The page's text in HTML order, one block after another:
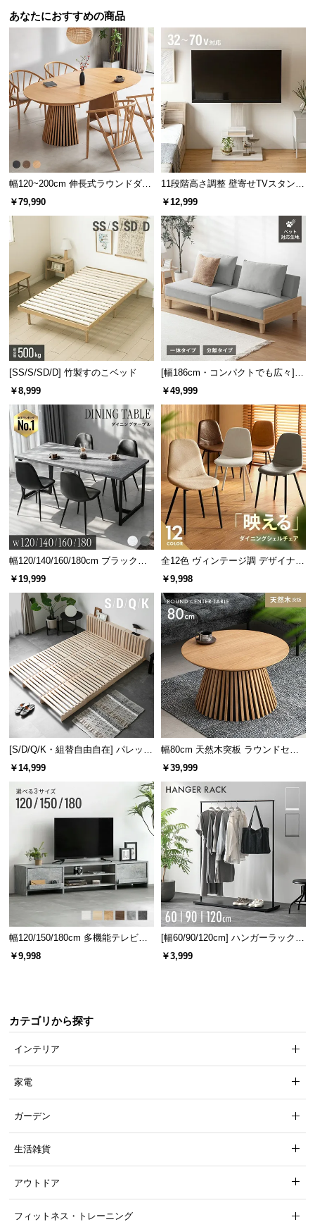
あなたにおすすめの商品
幅120~200cm 伸長式ラウンドダイ
ニングテーブル 6人掛け 天然木突
￥79,990
11段階高さ調整 壁寄せTVスタンド
キャスター付き 上下左右角度調節
￥12,999
[SS/S/SD/D] 竹製すのこベッド
￥8,999
[幅186cm・コンパクトでも広々] 3
人掛けソファベッド リクライニン
グ 天然木フレーム 北欧
￥49,999
幅120/140/160/180cm ブラックフ
レーム ダイニング 大理石調 4人掛
￥19,999
全12色 ヴィンテージ調 デザイナー
ズシェルチェア
￥9,998
[S/D/Q/K・組替自由自在] パレット
ベッド 8/12/16枚セット
￥14,999
幅80cm 天然木突板 ラウンドセン
ターテーブル 美しい格子デザイン
￥39,999
幅120/150/180cm 多機能テレビボ
ード 木目/石目調 オープン収納・
￥9,998
[幅60/90/120cm] ハンガーラック
スチール 4段階高さ調節 サイドフ
￥3,999
カテゴリから探す
インテリア
家電
ガーデン
生活雑貨
アウトドア
フィットネス・トレーニング